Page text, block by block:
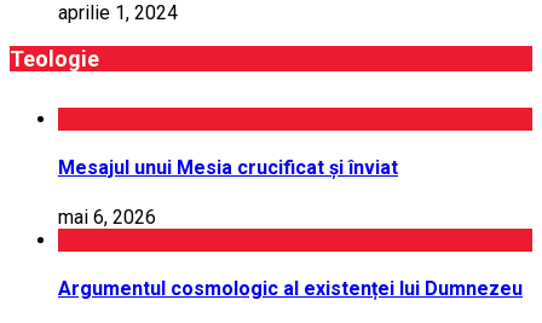
aprilie 1, 2024
Teologie
Mesajul unui Mesia crucificat și înviat
mai 6, 2026
Argumentul cosmologic al existenței lui Dumnezeu